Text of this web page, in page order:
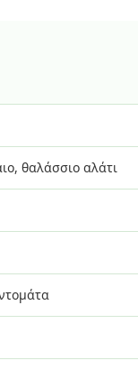
θαλάσσιο αλάτι